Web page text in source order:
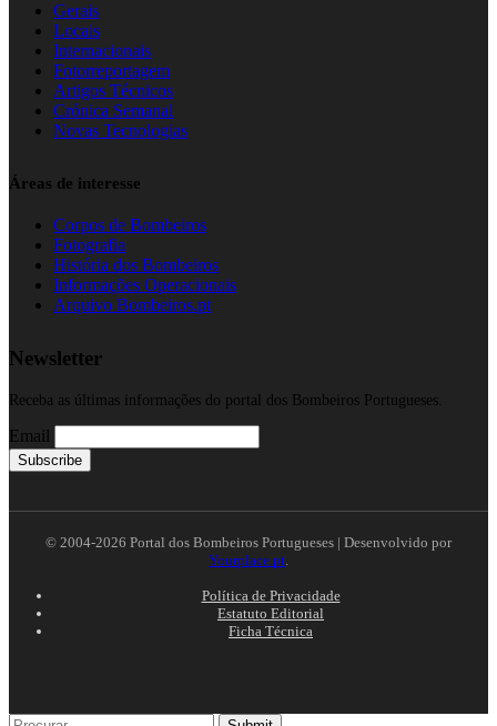
Gerais
Locais
Internacionais
Fotorreportagem
Artigos Técnicos
Crónica Semanal
Novas Tecnologias
Áreas de interesse
Corpos de Bombeiros
Fotografia
História dos Bombeiros
Informações Operacionais
Arquivo Bombeiros.pt
Newsletter
Receba as últimas informações do portal dos Bombeiros Portugueses.
Email
© 2004-2026 Portal dos Bombeiros Portugueses | Desenvolvido por
Yourplace.pt.
Política de Privacidade
Estatuto Editorial
Ficha Técnica